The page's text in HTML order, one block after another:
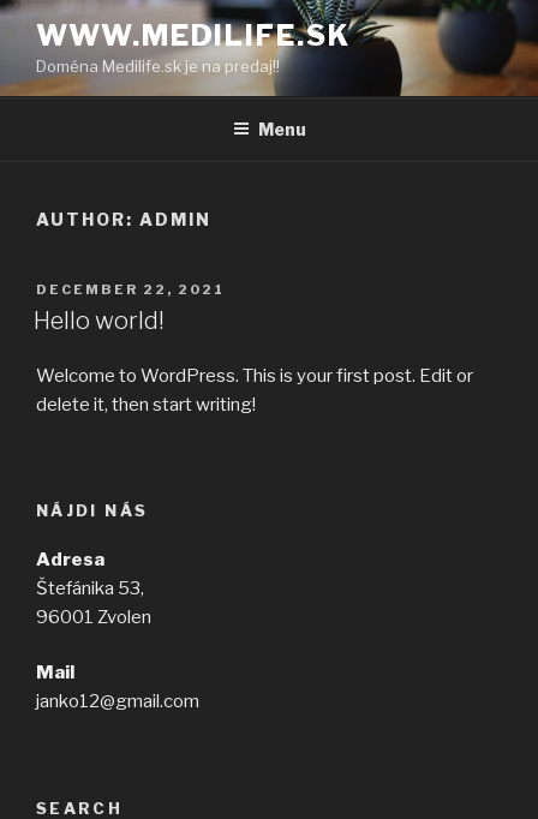
Skip
content
WWW.MEDILIFE.SK
Doména Medilife.sk je na predaj!!
Menu
AUTHOR: ADMIN
POSTED
ON
DECEMBER 22, 2021
Hello world!
Welcome to WordPress. This is your first post. Edit or
delete it, then start writing!
NÁJDI NÁS
Adresa
Štefánika 53,
96001 Zvolen
Mail
janko12@gmail.com
SEARCH